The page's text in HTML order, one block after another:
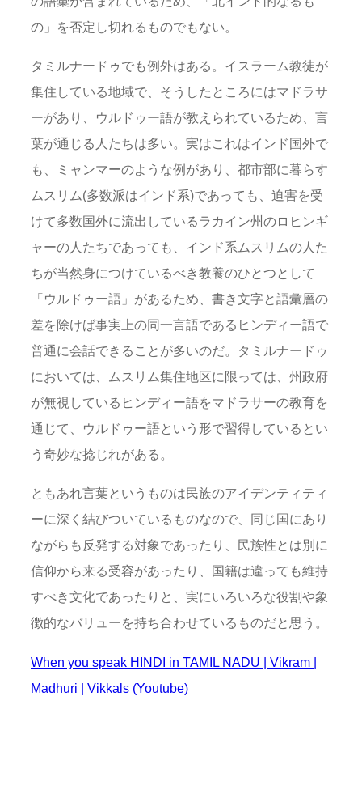
の」を否定し切れるものでもない。
タミルナードゥでも例外はある。イスラーム教徒が
集住している地域で、そうしたところにはマドラサ
ーがあり、ウルドゥー語が教えられているため、言
葉が通じる人たちは多い。実はこれはインド国外で
も、ミャンマーのような例があり、都市部に暮らす
ムスリム(多数派はインド系)であっても、迫害を受
けて多数国外に流出しているラカイン州のロヒンギ
ャーの人たちであっても、インド系ムスリムの人た
ちが当然身につけているべき教養のひとつとして
「ウルドゥー語」があるため、書き文字と語彙層の
差を除けば事実上の同一言語であるヒンディー語で
普通に会話できることが多いのだ。タミルナードゥ
においては、ムスリム集住地区に限っては、州政府
が無視しているヒンディー語をマドラサーの教育を
通じて、ウルドゥー語という形で習得しているとい
う奇妙な捻じれがある。
ともあれ言葉というものは民族のアイデンティティ
ーに深く結びついているものなので、同じ国にあり
ながらも反発する対象であったり、民族性とは別に
信仰から来る受容があったり、国籍は違っても維持
すべき文化であったりと、実にいろいろな役割や象
徴的なバリューを持ち合わせているものだと思う。
When you speak HINDI in TAMIL NADU | Vikram |
Madhuri | Vikkals (Youtube)